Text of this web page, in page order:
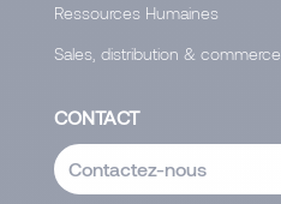
Ressources Humaines
Sales, distribution & commerce
CONTACT
Contactez-nous